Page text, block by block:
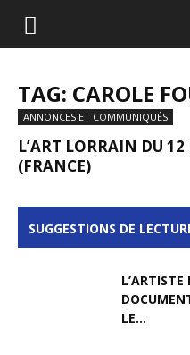
TAG: CAROLE
ANNONCES ET COMMUNIQUÉS
L’ART LORRAIN DU
(FRANCE)
SUGGESTIONS DE
LE...